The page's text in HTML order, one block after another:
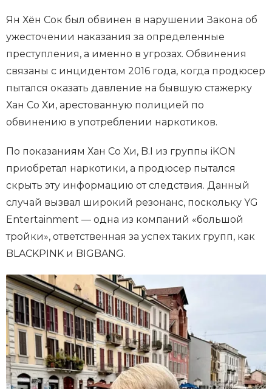
Ян Хён Сок был обвинен в нарушении Закона об
ужесточении наказания за определенные
преступления, а именно в угрозах. Обвинения
связаны с инцидентом 2016 года, когда продюсер
пытался оказать давление на бывшую стажерку
Хан Со Хи, арестованную полицией по
обвинению в употреблении наркотиков.
По показаниям Хан Со Хи, B.I из группы iKON
приобретал наркотики, а продюсер пытался
скрыть эту информацию от следствия. Данный
случай вызвал широкий резонанс, поскольку YG
Entertainment — одна из компаний «большой
тройки», ответственная за успех таких групп, как
BLACKPINK и BIGBANG.